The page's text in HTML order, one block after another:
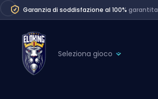
Garanzia di soddisfazione al 100%garantita
Seleziona gioco